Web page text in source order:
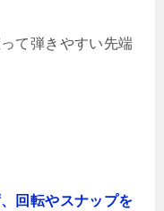
て弾きやすい先端
回転やスナップを